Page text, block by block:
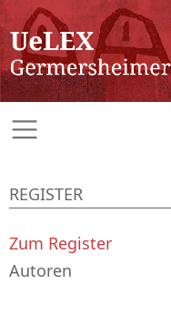
REGISTER
Zum Register
Autoren